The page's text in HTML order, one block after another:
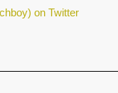
on Twitter